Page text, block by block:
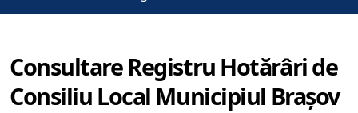
Consultare Registru Hotărâri de
Consiliu Local Municipiul Brașov